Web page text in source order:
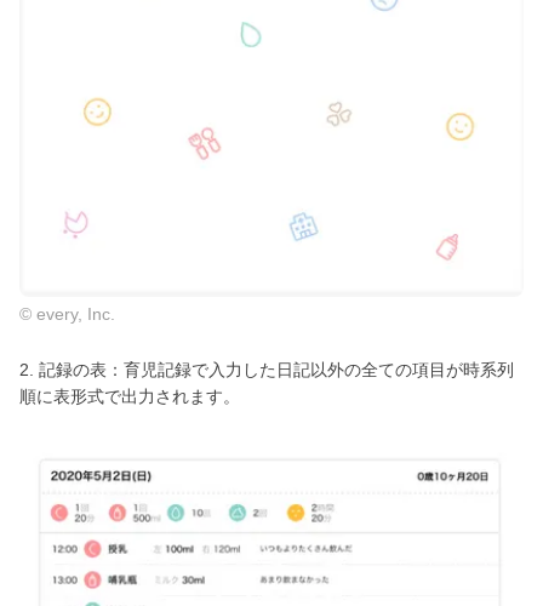
© every, Inc.
2. 記録の表：育児記録で入力した日記以外の全ての項目が時系列
順に表形式で出力されます。